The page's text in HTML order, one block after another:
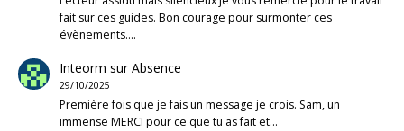
fait sur ces guides. Bon courage pour surmonter ces
évènements.…
Inteorm surAbsence
29/10/2025
Première fois que je fais un message je crois. Sam, un
immense MERCI pour ce que tu as fait et…